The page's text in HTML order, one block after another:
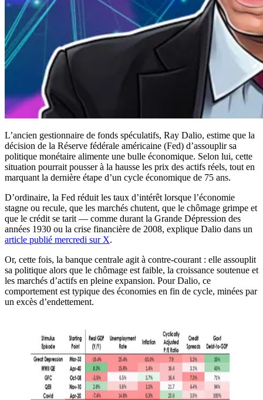
L’ancien gestionnaire de fonds spéculatifs, Ray Dalio, estime que la
décision de la Réserve fédérale américaine (Fed) d’assouplir sa
politique monétaire alimente une bulle économique. Selon lui, cette
situation pourrait pousser à la hausse les prix des actifs réels, tout en
marquant la dernière étape d’un cycle économique de 75 ans.
D’ordinaire, la Fed réduit les taux d’intérêt lorsque l’économie
stagne ou recule, que les marchés chutent, que le chômage grimpe et
que le crédit se tarit — comme durant la Grande Dépression des
années 1930 ou la crise financière de 2008, explique Dalio dans un
article publié mercredi sur X.
Or, cette fois, la banque centrale agit à contre-courant : elle assouplit
sa politique alors que le chômage est faible, la croissance soutenue et
les marchés d’actifs en pleine expansion. Pour Dalio, ce
comportement est typique des économies en fin de cycle, minées par
un excès d’endettement.